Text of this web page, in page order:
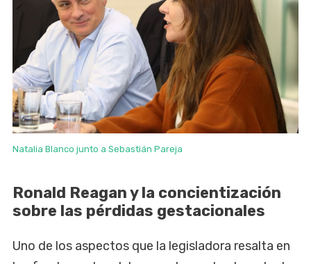
Natalia Blanco junto a Sebastián Pareja
Ronald Reagan y la concientización
sobre las pérdidas gestacionales
Uno de los aspectos que la legisladora resalta en